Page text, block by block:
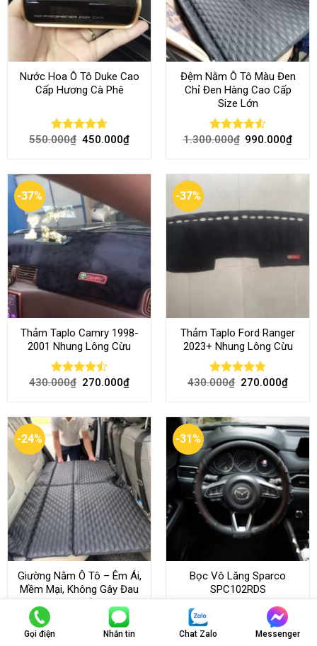
Nước Hoa Ô Tô Duke Cao
Cấp Hương Cà Phê
Rated4.70
550.000₫ 450.000₫
Đệm Nằm Ô Tô Màu Đen
Chỉ Đen Hàng Cao Cấp
Size Lớn
Rated 4.54
1.300.000₫ 990.000₫
-37%
Thảm Taplo Camry 1998-
2001 Nhung Lông Cừu
Rated
430.000₫ 270.000₫
-37%
Thảm Taplo Ford Ranger
2023+ Nhung Lông Cừu
Rated 4.80
430.000₫ 270.000₫
-24%
Giường Nằm Ô Tô – Êm Ái,
Mềm Mại, Không Gây Đau
Lưng Khi Sử Dụng
Rated
1.300.000 990.000₫
-31%
Bọc Vô Lăng Sparco
SPC102RDS
Rated
650.000 450.000₫
Gọi điện Nhắn tin Chat Zalo Messenger